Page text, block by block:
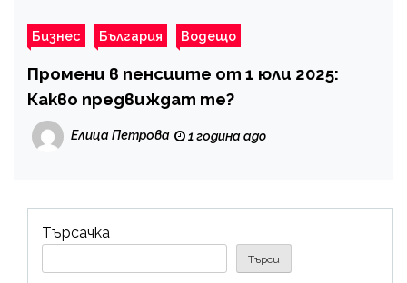
Бизнес България Водещо
Промени в пенсиите от 1 юли 2025:
Какво предвиждат те?
Елица Петрова 1 година ago
Търсачка
Търси